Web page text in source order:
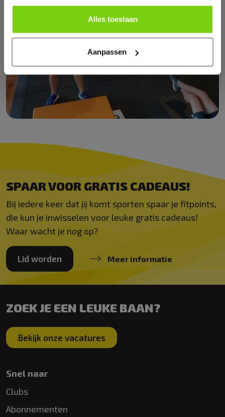
Alles toestaan
Aanpassen
SPAAR VOOR GRATIS CADEAUS!
Bij iedere keer dat jij komt sporten spaar je fitpoints,
die kun je inwisselen voor leuke gratis cadeaus!
Waar wacht je nog op?
Lid worden Meer informatie
ZOEK JE EEN LEUKE BAAN?
Bekijk onze vacatures
Snel naar
Clubs
Abonnementen